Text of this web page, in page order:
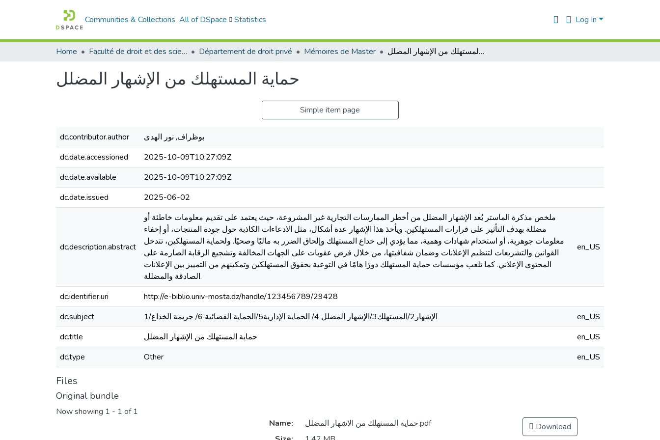
Communities & Collections All of DSpace Statistics Log In
Home Faculté de droit et des sciences politiques Département de droit privé Mémoires de Master حماية المستهلك من الإشهار المضلل
حماية المستهلك من الإشهار المضلل
Simple item page
dc.contributor.author
بوظراف, نور الهدى
dc.date.accessioned
2025-10-09T10:27:09Z
dc.date.available
2025-10-09T10:27:09Z
dc.date.issued
2025-06-02
dc.description.abstract
ملخص مذكرة الماستر يُعد الإشهار المضلل من أخطر الممارسات التجارية غير المشروعة، حيث يعتمد على تقديم معلومات خاطئة أو
مضللة بهدف التأثير على قرارات المستهلكين. ويأخذ هذا الإشهار عدة أشكال، مثل الادعاءات الكاذبة حول جودة المنتجات، أو إخفاء
معلومات جوهرية، أو استخدام شهادات وهمية، مما يؤدي إلى خداع المستهلك وإلحاق الضرر به ماليًا وصحيًا. ولحماية المستهلكين، تتدخل
القوانين والتشريعات لتنظيم الإعلانات وضمان شفافيتها، من خلال فرض عقوبات على الجهات المخالفة وتشجيع الرقابة الصارمة على
المحتوى الإعلاني. كما تلعب مؤسسات حماية المستهلك دورًا هامًا في التوعية بحقوق المستهلكين وتمكينهم من التمييز بين الإعلانات
الصادقة والمضللة.
en_US
dc.identifier.uri
http://e-biblio.univ-mosta.dz/handle/123456789/29428
dc.subject
1/الإشهار2/المستهلك3/الإشهار المضلل 4/ الحماية الإدارية5/الحماية القضائية 6/ جريمة الخداع
en_US
dc.title
حماية المستهلك من الإشهار المضلل
en_US
dc.type
Other en_US
Files
Original bundle
Now showing 1 - 1 of 1
Name:
حماية المستهلك من الاشهار المضلل.pdf
Download